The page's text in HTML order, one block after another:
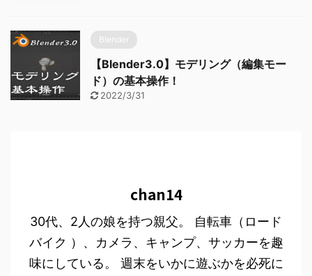
Blender
【Blender3.0】モデリング（編集モー
ド）の基本操作！
2022/3/31
chan14
30代、2人の娘を持つ親父。 自転車（ロード
バイク ）、カメラ、キャンプ、サッカーを趣
味にしている。 週末をいかに遊ぶかを必死に